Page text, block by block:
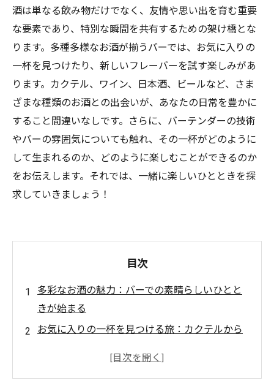
酒は単なる飲み物だけでなく、友情や思い出を育む重要
な要素であり、特別な瞬間を共有するための架け橋とな
ります。多種多様なお酒が揃うバーでは、お気に入りの
一杯を見つけたり、新しいフレーバーを試す楽しみがあ
ります。カクテル、ワイン、日本酒、ビールなど、さま
ざまな種類のお酒との出会いが、あなたの日常を豊かに
すること間違いなしです。さらに、バーテンダーの技術
やバーの雰囲気についても触れ、その一杯がどのように
して生まれるのか、どのように楽しむことができるのか
をお伝えします。それでは、一緒に楽しいひとときを探
求していきましょう！
目次
多彩なお酒の魅力：バーでの素晴らしいひとと
きが始まる
お気に入りの一杯を見つける旅：カクテルから